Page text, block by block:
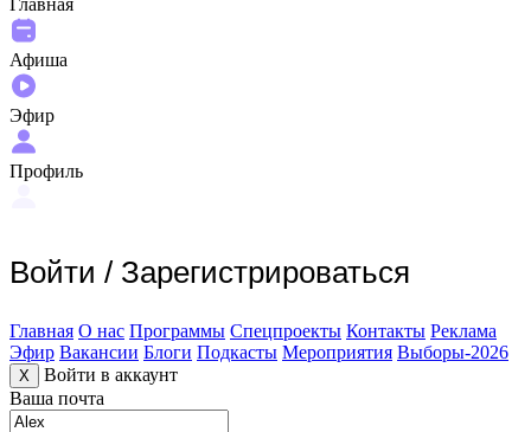
Афиша
Эфир
Профиль
Войти / Зарегистрироваться
Главная О нас Программы Спецпроекты Контакты Реклама
Эфир Вакансии Блоги Подкасты Мероприятия Выборы-2026
X
Войти в аккаунт
Ваша почта